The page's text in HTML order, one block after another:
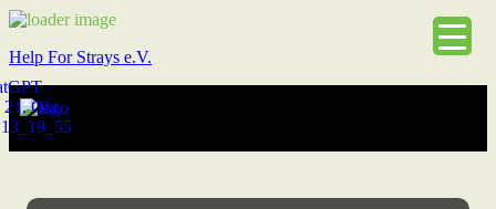
Help For Strays e.V.